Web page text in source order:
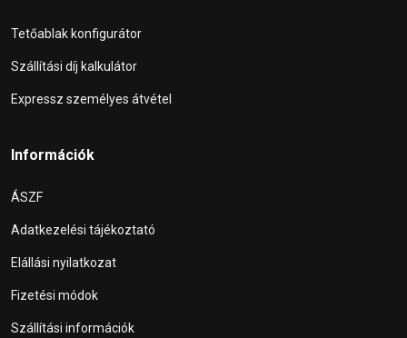
Tetőablak konfigurátor
Szállítási díj kalkulátor
Expressz személyes átvétel
Információk
ÁSZF
Adatkezelési tájékoztató
Elállási nyilatkozat
Fizetési módok
Szállítási információk